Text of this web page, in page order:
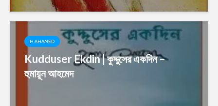
H AHAMED
Kudduser Ekdin | কুদ্দুসের একদিন –
হুমায়ূন আহমেদ